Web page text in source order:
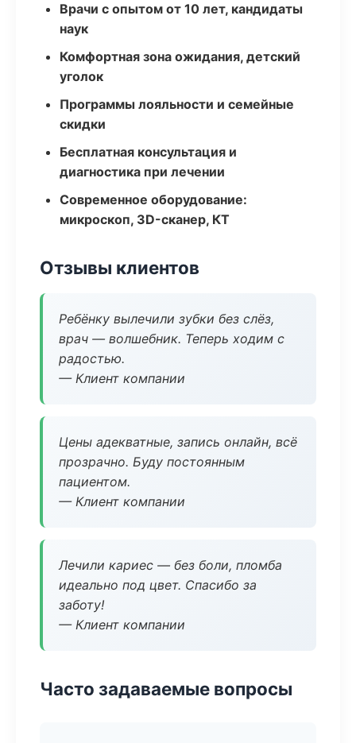
Врачи с опытом от 10 лет, кандидаты
наук
Комфортная зона ожидания, детский
уголок
Программы лояльности и семейные
скидки
Бесплатная консультация и
диагностика при лечении
Современное оборудование:
микроскоп, 3D-сканер, КТ
Отзывы клиентов
Ребёнку вылечили зубки без слёз,
врач — волшебник. Теперь ходим с
радостью.
— Клиент компании
Цены адекватные, запись онлайн, всё
прозрачно. Буду постоянным
пациентом.
— Клиент компании
Лечили кариес — без боли, пломба
идеально под цвет. Спасибо за
заботу!
— Клиент компании
Часто задаваемые вопросы